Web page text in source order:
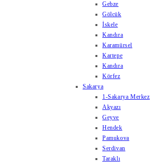
Gebze
Gölcük
İskele
Kandıra
Karamürsel
Kartepe
Kandıra
Körfez
Sakarya
1-Sakarya Merkez
Akyazı
Geyve
Hendek
Pamukova
Serdivan
Taraklı